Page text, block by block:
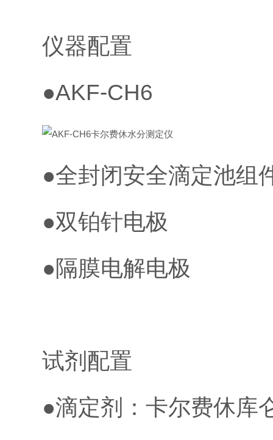
仪器配置
●AKF-CH6
●全封闭安全滴定池组
●双铂针电极
●隔膜电解电极
试剂配置
●滴定剂：卡尔费休库